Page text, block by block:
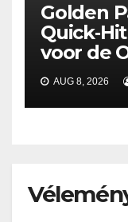
Golden
voor de
AUG 8, 2026